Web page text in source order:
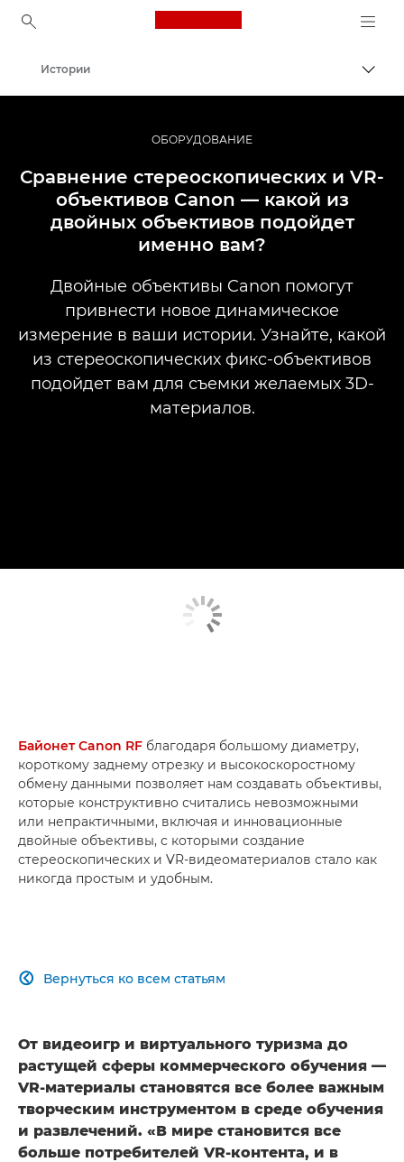
Canon Logo, back to
Профессиональная фото- и видеосъемка
Истории
ОБОРУДОВАНИЕ
Сравнение стереоскопических и VR-
объективов Canon — какой из
двойных объективов подойдет
именно вам?
Двойные объективы Canon помогут
привнести новое динамическое
измерение в ваши истории. Узнайте, какой
из стереоскопических фикс-объективов
подойдет вам для съемки желаемых 3D-
материалов.
Байонет Canon RF благодаря большому диаметру,
короткому заднему отрезку и высокоскоростному
обмену данными позволяет нам создавать объективы,
которые конструктивно считались невозможными
или непрактичными, включая и инновационные
двойные объективы, с которыми создание
стереоскопических и VR-видеоматериалов стало как
никогда простым и удобным.
Вернуться ко всем статьям

От видеоигр и виртуального туризма до
растущей сферы коммерческого обучения —
VR-материалы становятся все более важным
творческим инструментом в среде обучения
и развлечений. «В мире становится все
больше потребителей VR-контента, и в